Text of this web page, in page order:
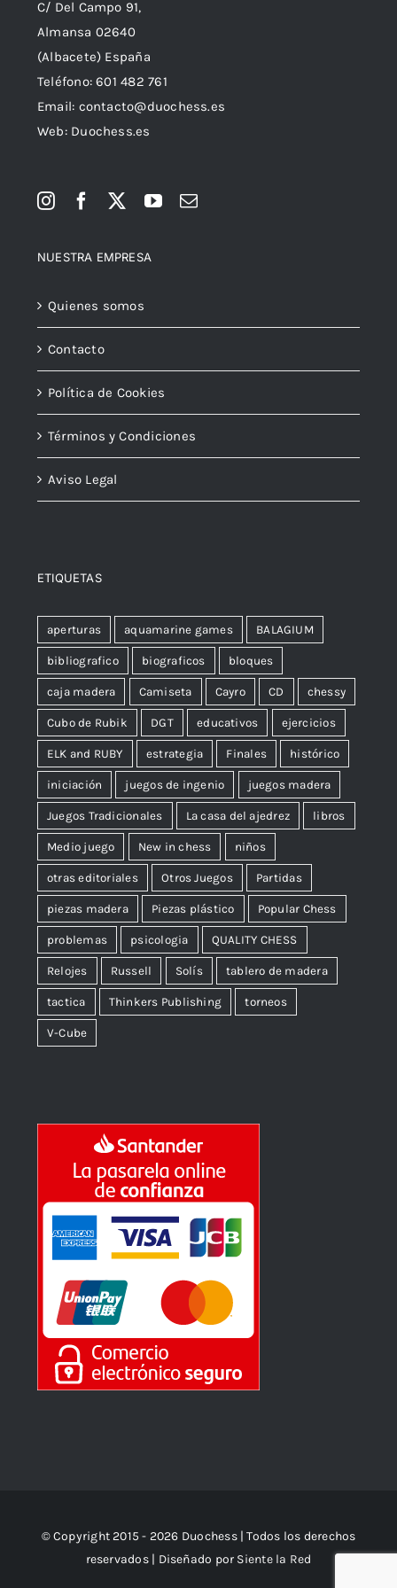
C/ Del Campo 91,
Almansa 02640
(Albacete) España
Teléfono:601 482 761
Email: contacto@duochess.es
Web: Duochess.es
NUESTRA EMPRESA
Quienes somos
Contacto
Política de Cookies
Términos y Condiciones
Aviso Legal
ETIQUETAS
aperturas aquamarine games BALAGIUM
bibliografico biograficos bloques
caja madera Camiseta Cayro CD chessy
Cubo de Rubik DGT educativos ejercicios
ELK and RUBY estrategia Finales histórico
iniciación juegos de ingenio juegos madera
Juegos Tradicionales La casa del ajedrez libros
Medio juego New in chess niños
otras editoriales Otros Juegos Partidas
piezas madera Piezas plástico Popular Chess
problemas psicologia QUALITY CHESS
Relojes Russell Solís tablero de madera
tactica Thinkers Publishing torneos
V-Cube
© Copyright 2015 - 2026 Duochess | Todos los derechos
reservados | Diseñado por Siente la Red